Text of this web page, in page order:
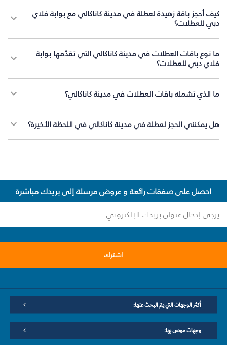
كيف أحجز باقة زهيدة لعطلة في مدينة كاناكالي مع بوابة فلاي
دبي للعطلات؟
ما نوع باقات العطلات في مدينة كاناكالي التي تقدّمها بوابة
فلاي دبي للعطلات؟
ما الذي تشمله باقات العطلات في مدينة كاناكالي؟
هل يمكنني الحجز لعطلة في مدينة كاناكالي في اللحظة الأخيرة؟
احصل على صفقات رائعة و عروض مرسلة إلى بريدك مباشرة
اشترك
أكثر الوجهات التي يتم البحث عنها:
وجهات موصى بها: